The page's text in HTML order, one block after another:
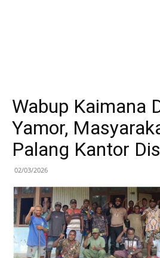
Wabup Kaimana
Yamor,
Palang Kantor
02/03/2026